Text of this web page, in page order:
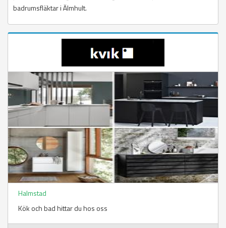
badrumsfläktar i Älmhult.
Halmstad
Kök och bad hittar du hos oss